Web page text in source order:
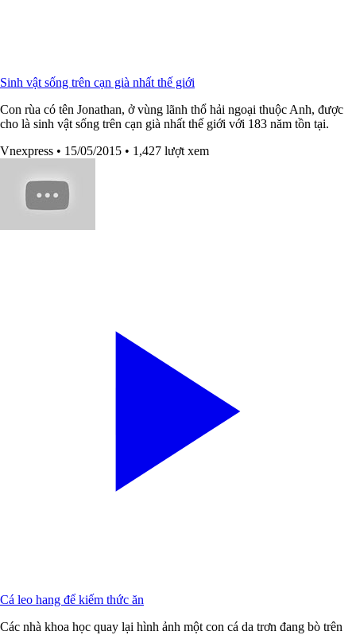
Sinh vật sống trên cạn già nhất thế giới
Con rùa có tên Jonathan, ở vùng lãnh thổ hải ngoại thuộc Anh, được
cho là sinh vật sống trên cạn già nhất thế giới với 183 năm tồn tại.
Vnexpress • 15/05/2015 • 1,427 lượt xem
Cá leo hang để kiếm thức ăn
Các nhà khoa học quay lại hình ảnh một con cá da trơn đang bò trên